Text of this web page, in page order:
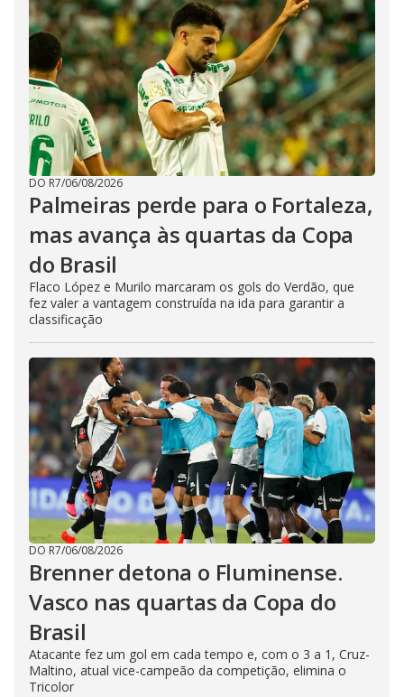
DO R7/06/08/2026
Palmeiras perde para o Fortaleza,
mas avança às quartas da Copa
do Brasil
Flaco López e Murilo marcaram os gols do Verdão, que
fez valer a vantagem construída na ida para garantir a
classificação
DO R7/06/08/2026
Brenner detona o Fluminense.
Vasco nas quartas da Copa do
Brasil
Atacante fez um gol em cada tempo e, com o 3 a 1, Cruz-
Maltino, atual vice-campeão da competição, elimina o
Tricolor